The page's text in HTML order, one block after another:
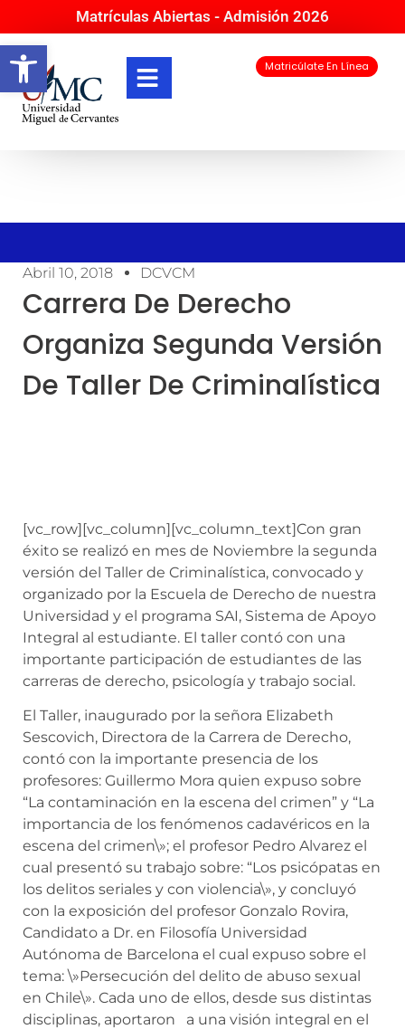
Abrir barra de herramientas
Matrículas Abiertas - Admisión 2026
Matricúlate En Línea
Abril 10, 2018 DCVCM
Carrera De Derecho
Organiza Segunda Versión
De Taller De Criminalística
[vc_row][vc_column][vc_column_text]Con gran
éxito se realizó en mes de Noviembre la segunda
versión del Taller de Criminalística, convocado y
organizado por la Escuela de Derecho de nuestra
Universidad y el programa SAI, Sistema de Apoyo
Integral al estudiante. El taller contó con una
importante participación de estudiantes de las
carreras de derecho, psicología y trabajo social.
El Taller, inaugurado por la señora Elizabeth
Sescovich, Directora de la Carrera de Derecho,
contó con la importante presencia de los
profesores: Guillermo Mora quien expuso sobre
“La contaminación en la escena del crimen” y “La
importancia de los fenómenos cadavéricos en la
escena del crimen\»; el profesor Pedro Alvarez el
cual presentó su trabajo sobre: “Los psicópatas en
los delitos seriales y con violencia\», y concluyó
con la exposición del profesor Gonzalo Rovira,
Candidato a Dr. en Filosofía Universidad
Autónoma de Barcelona el cual expuso sobre el
tema: \»Persecución del delito de abuso sexual
en Chile\». Cada uno de ellos, desde sus distintas
disciplinas, aportaron a una visión integral en el